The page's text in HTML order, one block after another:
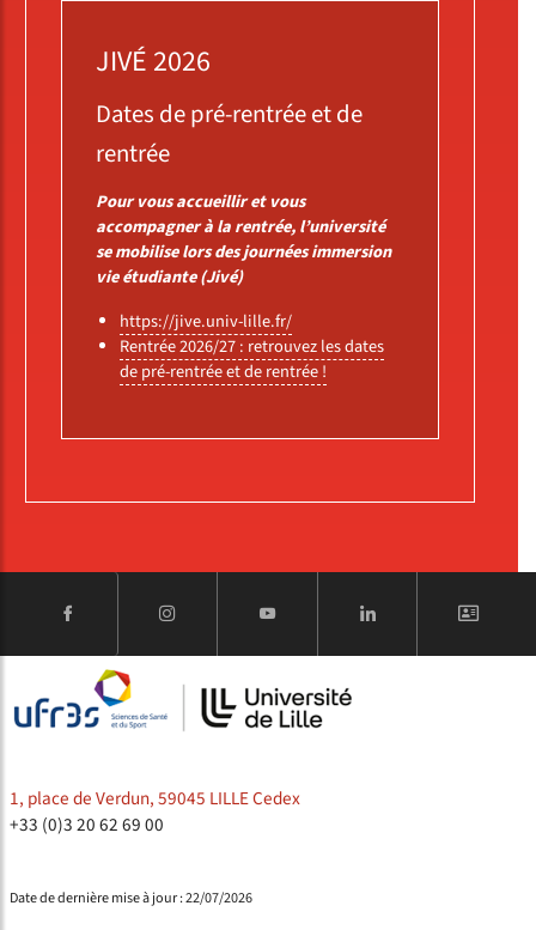
JIVÉ 2026
Dates de pré-rentrée et de
rentrée
Pour vous accueillir et vous
accompagner à la rentrée, l’université
se mobilise lors des journées immersion
vie étudiante (Jivé)
https://jive.univ-lille.fr/
Rentrée 2026/27 : retrouvez les dates
de pré-rentrée et de rentrée !
1, place de Verdun, 59045 LILLE Cedex
+33 (0)3 20 62 69 00
Date de dernière mise à jour : 22/07/2026